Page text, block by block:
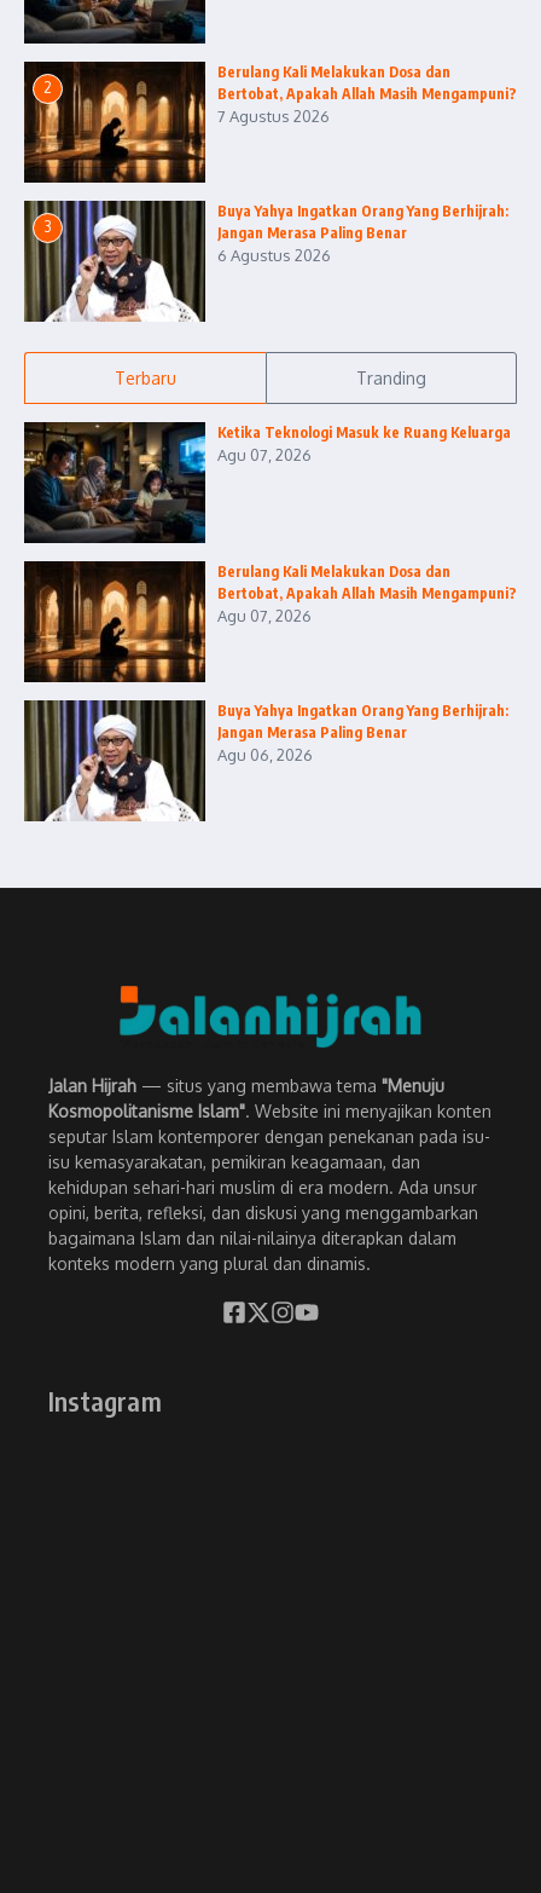
2
Berulang Kali Melakukan Dosa dan
Bertobat, Apakah Allah Masih Mengampuni?
7 Agustus 2026
3
Buya Yahya Ingatkan Orang Yang Berhijrah:
Jangan Merasa Paling Benar
6 Agustus 2026
Terbaru Tranding
Ketika Teknologi Masuk ke Ruang Keluarga
Agu 07, 2026
Berulang Kali Melakukan Dosa dan
Bertobat, Apakah Allah Masih Mengampuni?
Agu 07, 2026
Buya Yahya Ingatkan Orang Yang Berhijrah:
Jangan Merasa Paling Benar
Agu 06, 2026
Jalan Hijrah — situs yang membawa tema "Menuju
Kosmopolitanisme Islam". Website ini menyajikan konten
seputar Islam kontemporer dengan penekanan pada isu-
isu kemasyarakatan, pemikiran keagamaan, dan
kehidupan sehari-hari muslim di era modern. Ada unsur
opini, berita, refleksi, dan diskusi yang menggambarkan
bagaimana Islam dan nilai-nilainya diterapkan dalam
konteks modern yang plural dan dinamis.
Instagram